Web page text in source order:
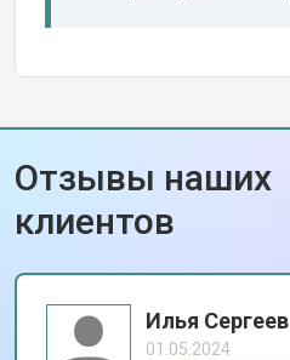
Отзывы наших
клиентов
Илья Сергеев
01.05.2024